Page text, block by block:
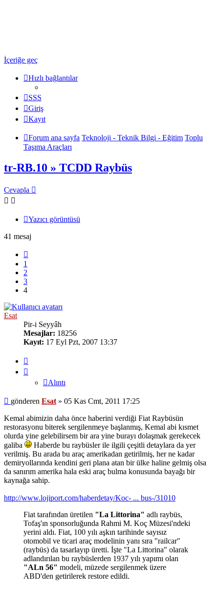
İçeriğe geç
Hızlı bağlantılar
SSS
Giriş
Kayıt
Forum ana sayfa Teknoloji - Teknik Bilgi - Eğitim Toplu
Taşıma Araçları
tr-RB.10 » TCDD Raybüs
Cevapla
Yazıcı görüntüsü
41 mesaj
1
2
3
4
Esat
Pir-i Seyyâh
Mesajlar: 18256
Kayıt: 17 Eyl Pzt, 2007 13:37
Alıntı
Mesaj
gönderen Esat» 05 Kas Cmt, 2011 17:25
Kemal abimizin daha önce haberini verdiği Fiat Raybüsün
restorasyonu biterek sergilenmeye başlanmış, Kemal abi kısmet
olurda yine gelebilirsem bir ara yine burayı dolaşmak gerekecek
galiba
Haberde bu raybüsler ile ilgili çeşitli detaylara da yer
verilmiş. Bu arada bu araç amerikadan getirilmiş, her ne kadar
demiryollarında kendini geri plana atan bir ülke haline gelmiş olsa
da sanırım amerika hala eski araç bulma konusunda bayağı bir
kaynağa sahip.
http://www.lojiport.com/haberdetay/Koc- ... bus-/31010
Fiat tarafından üretilen "La Littorina" adlı raybüs,
Tofaş'ın sponsorluğunda Rahmi M. Koç Müzesi'ndeki
yerini aldı. Fiat, 100 yılı aşkın tarihinde sayısız
otomobil ve ticari araç modelinin yanı sıra "railcar"
(raybüs) da tasarlayıp üretti. İşte "La Littorina" olarak
adlandırılan bu raybüslerden 1937 yılı yapımı olan
"ALn 56" modeli, müzede sergilenmek üzere
ABD'den getirilerek restore edildi.